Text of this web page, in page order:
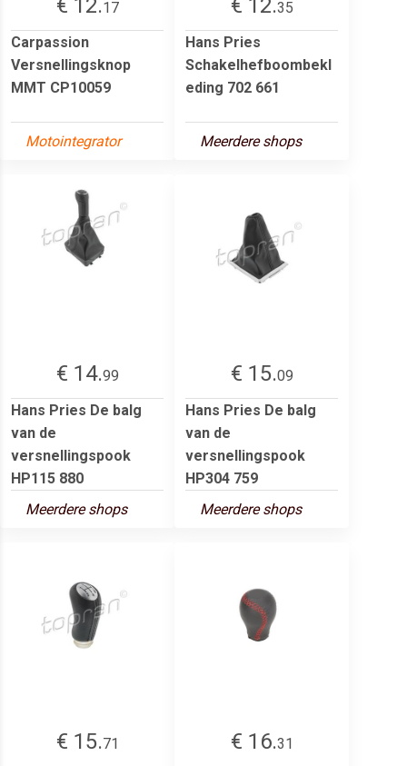
€ 12.17
Carpassion
Versnellingsknop
MMT CP10059
Motointegrator
€ 12.35
Hans Pries
Schakelhefboombekl
eding 702 661
Meerdere shops
€ 14.99
Hans Pries De balg
van de
versnellingspook
HP115 880
Meerdere shops
€ 15.09
Hans Pries De balg
van de
versnellingspook
HP304 759
Meerdere shops
€ 15.71 € 16.31